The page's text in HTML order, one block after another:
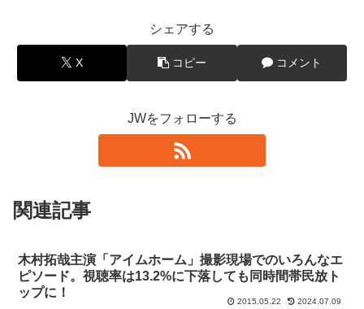
シェアする
X コピー コメント
JWをフォローする
関連記事
木村拓哉主演「アイムホーム」撮影現場でのいろんなエ
ピソード。視聴率は13.2%に下落しても同時間帯民放ト
ップに！
2015.05.22
2024.07.09